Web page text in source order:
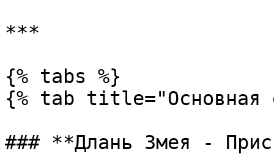
***
{% tabs %}
{% tab title="Основная
### **Длань Змея -